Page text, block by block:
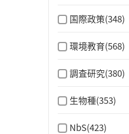
国際政策(348)
環境教育(568)
調査研究(380)
生物種(353)
NbS(423)